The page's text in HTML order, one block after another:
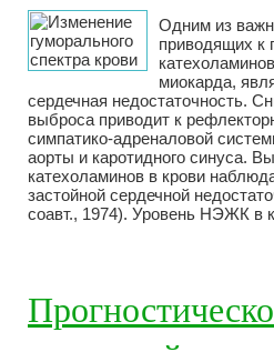
Одним из
приводящих к
миокарда,
сердечная недостаточность.
выброса приводит к
симпатико-адреналовой
аорты и каротидного синуса.
катехоламинов в крови
застойной сердечной
соавт., 1974). Уровень НЭЖК в